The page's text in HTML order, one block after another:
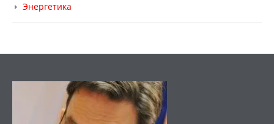
Энергетика